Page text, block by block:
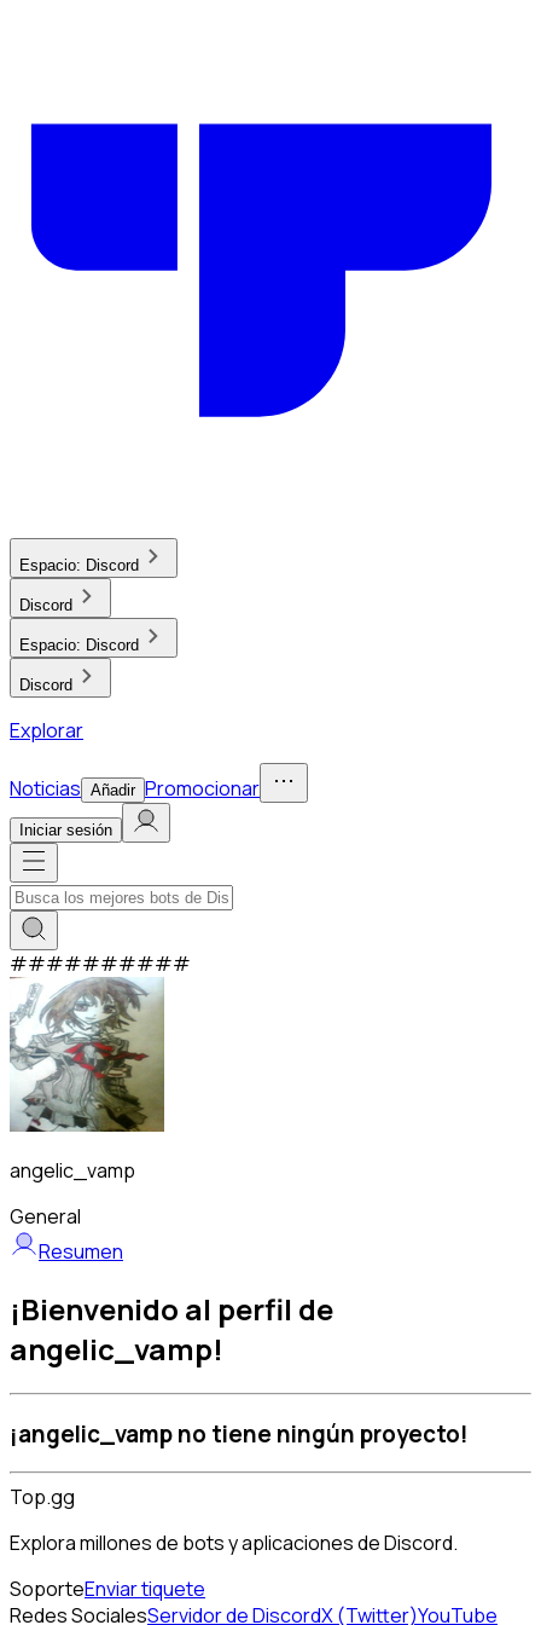
Espacio: Discord
Discord
Espacio: Discord
Discord
Explorar
Noticias Añadir Promocionar
Iniciar sesión
##########
angelic_vamp
General
Resumen
¡Bienvenido al perfil de
angelic_vamp!
¡angelic_vamp no tiene ningún proyecto!
Top.gg
Explora millones de bots y aplicaciones de Discord.
SoporteEnviar tiquete
Redes SocialesServidor de DiscordX (Twitter)YouTube